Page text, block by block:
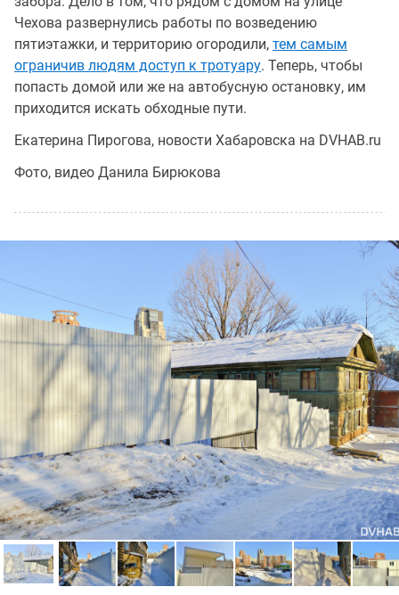
Чехова развернулись работы по возведению
пятиэтажки, и территорию огородили, тем самым
ограничив людям доступ к тротуару. Теперь, чтобы
попасть домой или же на автобусную остановку, им
приходится искать обходные пути.
Екатерина Пирогова, новости Хабаровска на DVHAB.ru
Фото, видео Данила Бирюкова